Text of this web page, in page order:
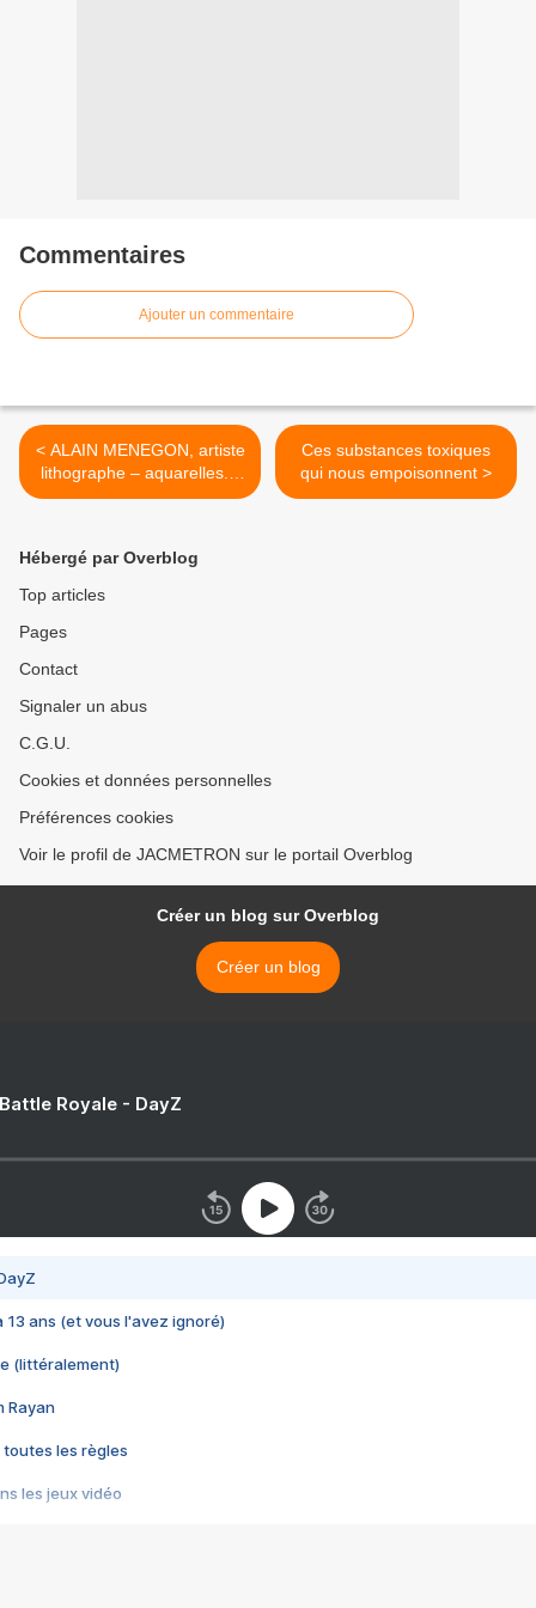
Commentaires
Ajouter un commentaire
< ALAIN MENEGON, artiste
lithographe – aquarelles. -
Promenade à Marnay:
Ces substances toxiques
qui nous empoisonnent >
Hébergé par Overblog
Top articles
Pages
Contact
Signaler un abus
C.G.U.
Cookies et données personnelles
Préférences cookies
Voir le profil de JACMETRON sur le portail Overblog
Créer un blog sur Overblog
Créer un blog
Royale - DayZ
13 ans (et vous l'avez ignoré)
(littéralement)
Rayan
toutes les règles
les jeux vidéo